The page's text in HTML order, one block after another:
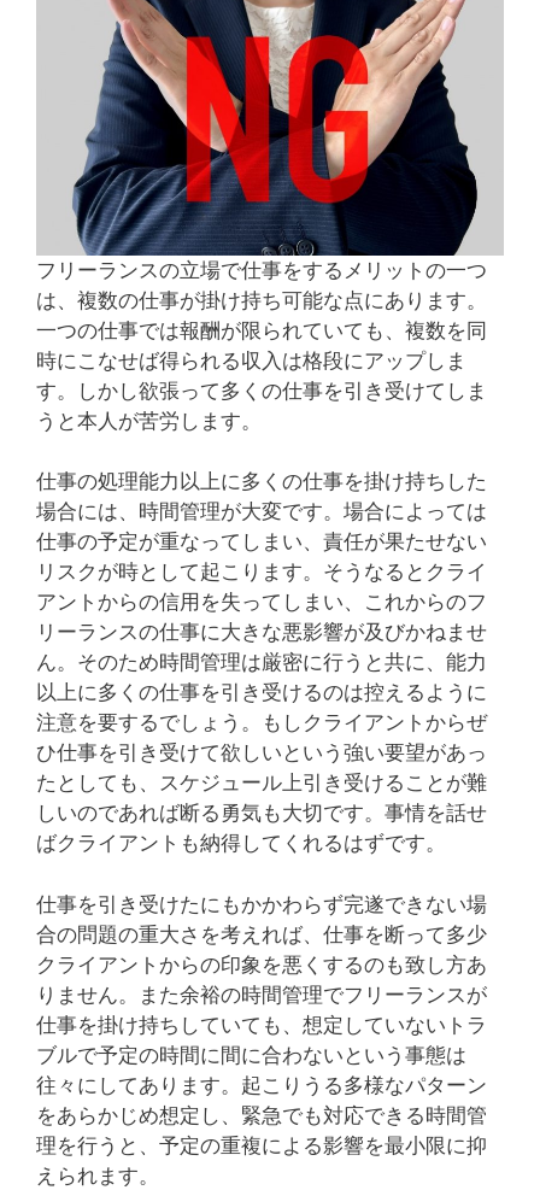
フリーランスの立場で仕事をするメリットの一つ
は、複数の仕事が掛け持ち可能な点にあります。
一つの仕事では報酬が限られていても、複数を同
時にこなせば得られる収入は格段にアップしま
す。しかし欲張って多くの仕事を引き受けてしま
うと本人が苦労します。
仕事の処理能力以上に多くの仕事を掛け持ちした
場合には、時間管理が大変です。場合によっては
仕事の予定が重なってしまい、責任が果たせない
リスクが時として起こります。そうなるとクライ
アントからの信用を失ってしまい、これからのフ
リーランスの仕事に大きな悪影響が及びかねませ
ん。そのため時間管理は厳密に行うと共に、能力
以上に多くの仕事を引き受けるのは控えるように
注意を要するでしょう。もしクライアントからぜ
ひ仕事を引き受けて欲しいという強い要望があっ
たとしても、スケジュール上引き受けることが難
しいのであれば断る勇気も大切です。事情を話せ
ばクライアントも納得してくれるはずです。
仕事を引き受けたにもかかわらず完遂できない場
合の問題の重大さを考えれば、仕事を断って多少
クライアントからの印象を悪くするのも致し方あ
りません。また余裕の時間管理でフリーランスが
仕事を掛け持ちしていても、想定していないトラ
ブルで予定の時間に間に合わないという事態は
往々にしてあります。起こりうる多様なパターン
をあらかじめ想定し、緊急でも対応できる時間管
理を行うと、予定の重複による影響を最小限に抑
えられます。